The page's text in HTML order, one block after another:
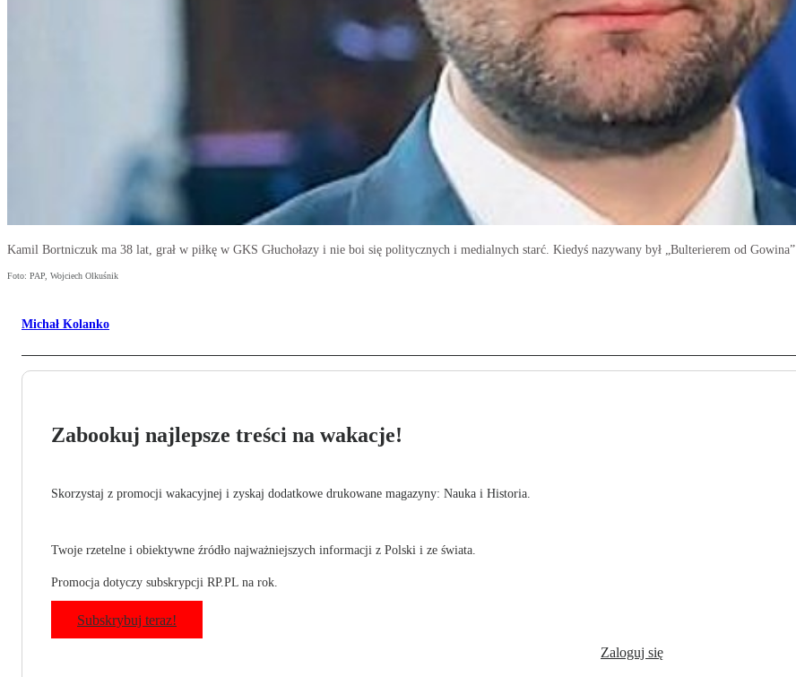
Kamil Bortniczuk ma 38 lat, grał w piłkę w GKS Głuchołazy i nie boi się politycznych i medialnych starć. Kiedyś nazywany był „Bulterierem od Gowina”
Foto: PAP, Wojciech Olkuśnik
Michał Kolanko
Zabookuj najlepsze treści na wakacje!
Skorzystaj z promocji wakacyjnej i zyskaj dodatkowe drukowane magazyny: Nauka i Historia.
Twoje rzetelne i obiektywne źródło najważniejszych informacji z Polski i ze świata.
Promocja dotyczy subskrypcji RP.PL na rok.
Subskrybuj teraz!
Zaloguj się